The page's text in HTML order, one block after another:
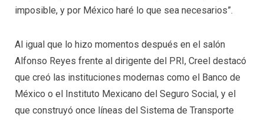
imposible, y por México haré lo que sea necesarios”.
Al igual que lo hizo momentos después en el salón
Alfonso Reyes frente al dirigente del PRI, Creel destacó
que creó las instituciones modernas como el Banco de
México o el Instituto Mexicano del Seguro Social, y el
que construyó once líneas del Sistema de Transporte